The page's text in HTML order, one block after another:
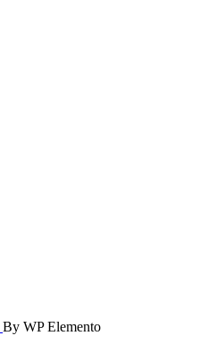
By WP Elemento